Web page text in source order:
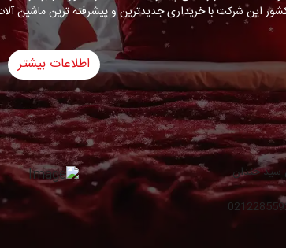
این شرکت با خریداری جدیدترین و پیشرفته ترین ماشین
اطلاعات بیشتر
سید خندان